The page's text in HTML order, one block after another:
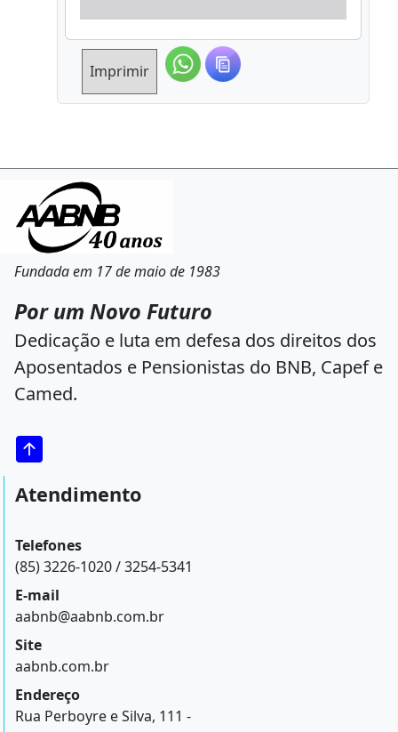
Imprimir
Fundada em 17 de maio de 1983
Por um Novo Futuro
Dedicação e luta em defesa dos direitos dos
Aposentados e Pensionistas do BNB, Capef e
Camed.
Atendimento
Telefones
(85) 3226-1020 / 3254-5341
E-mail
aabnb@aabnb.com.br
Site
aabnb.com.br
Endereço
Rua Perboyre e Silva, 111 -